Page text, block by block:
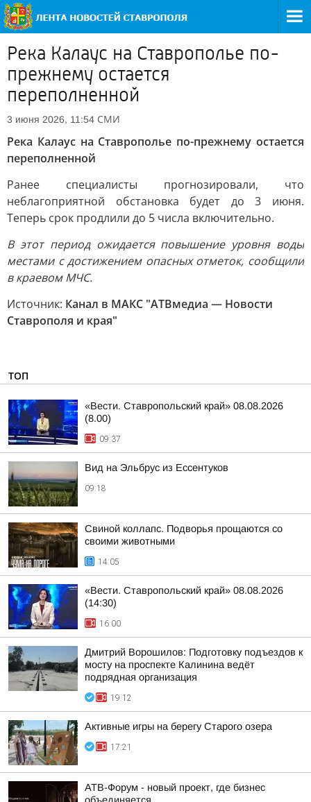
Река Калаус на Ставрополье по-
прежнему остается
переполненной
3 июня 2026, 11:54 СМИ
Река Калаус на Ставрополье по-прежнему остается
переполненной
Ранее специалисты прогнозировали, что
неблагоприятной обстановка будет до 3 июня.
Теперь срок продлили до 5 числа включительно.
В этот период ожидается повышение уровня воды
местами с достижением опасных отметок, сообщили
в краевом МЧС.
Источник: Канал в МАКС "АТВмедиа — Новости
Ставрополя и края"
ТОП
«Вести. Ставропольский край» 08.08.2026
(8.00)
09:37
Вид на Эльбрус из Ессентуков
09:18
Свиной коллапс. Подворья прощаются со
своими животными
14:05
«Вести. Ставропольский край» 08.08.2026
(14:30)
16:00
Дмитрий Ворошилов: Подготовку подъездов к
мосту на проспекте Калинина ведёт
подрядная организация
19:12
Активные игры на берегу Старого озера
17:21
АТВ-Форум - новый проект, где бизнес